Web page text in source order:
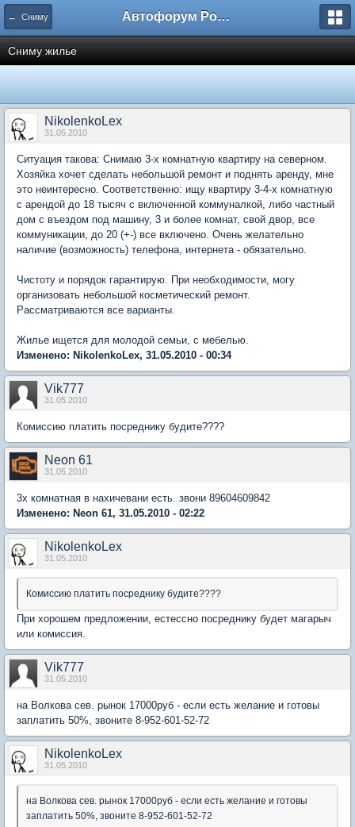
← Сниму Автофорум Ростова-на-Дону
Сниму жилье
NikolenkoLex
31.05.2010
Ситуация такова: Снимаю 3-х комнатную квартиру на северном.
Хозяйка хочет сделать небольшой ремонт и поднять аренду, мне
это неинтересно. Соответственно: ищу квартиру 3-4-х комнатную
с арендой до 18 тысяч с включенной коммуналкой, либо частный
дом с въездом под машину, 3 и более комнат, свой двор, все
коммуникации, до 20 (+-) все включено. Очень желательно
наличие (возможность) телефона, интернета - обязательно.
Чистоту и порядок гарантирую. При необходимости, могу
организовать небольшой косметический ремонт.
Рассматриваются все варианты.
Жилье ищется для молодой семьи, с мебелью.
Изменено: NikolenkoLex, 31.05.2010 - 00:34
Vik777
31.05.2010
Комиссию платить посреднику будите????
Neon 61
31.05.2010
3х комнатная в нахичевани есть. звони 89604609842
Изменено: Neon 61, 31.05.2010 - 02:22
NikolenkoLex
31.05.2010
Комиссию платить посреднику будите????
При хорошем предложении, естессно посреднику будет магарыч
или комиссия.
Vik777
31.05.2010
на Волкова сев. рынок 17000руб - если есть желание и готовы
заплатить 50%, звоните 8-952-601-52-72
NikolenkoLex
31.05.2010
на Волкова сев. рынок 17000руб - если есть желание и готовы
заплатить 50%, звоните 8-952-601-52-72